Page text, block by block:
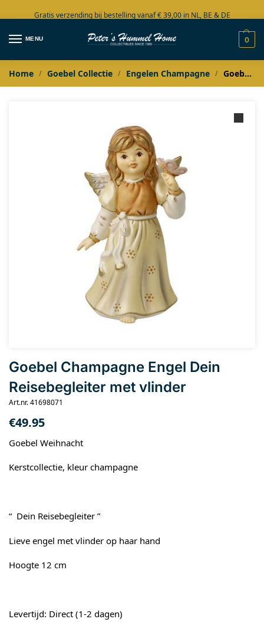
Gratis verzending bij bestelling vanaf € 39,00 in NL, BE & DE
Grote collectie in voorraad
MENU 0
Home / Goebel Collectie / Engelen Champagne / Goebel Champagne Engel Dein Reisebegleiter met vlinder
Goebel Champagne Engel Dein
Reisebegleiter met vlinder
Art.nr. 41698071
€49.95
Goebel Weihnacht
Kerstcollectie, kleur champagne
“ Dein Reisebegleiter ”
Lieve engel met vlinder op haar hand
Hoogte 12 cm
Levertijd: Direct (1-2 dagen)